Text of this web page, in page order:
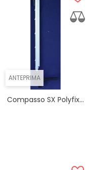
ANTEPRIMA
Compasso SX Polyfix...